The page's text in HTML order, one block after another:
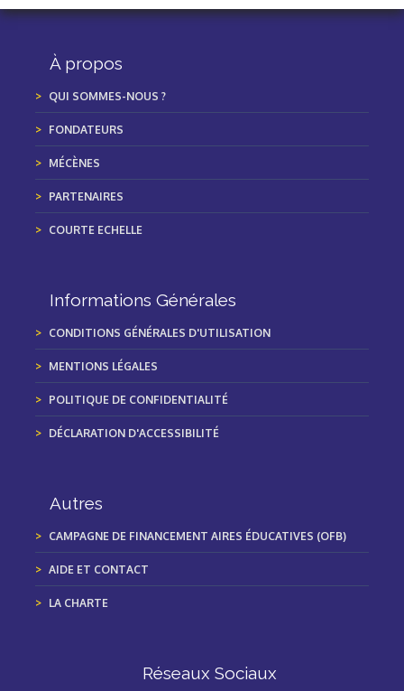
À propos
QUI SOMMES-NOUS ?
FONDATEURS
MÉCÈNES
PARTENAIRES
COURTE ECHELLE
Informations Générales
CONDITIONS GÉNÉRALES D'UTILISATION
MENTIONS LÉGALES
POLITIQUE DE CONFIDENTIALITÉ
DÉCLARATION D'ACCESSIBILITÉ
Autres
CAMPAGNE DE FINANCEMENT AIRES ÉDUCATIVES (OFB)
AIDE ET CONTACT
LA CHARTE
Réseaux Sociaux